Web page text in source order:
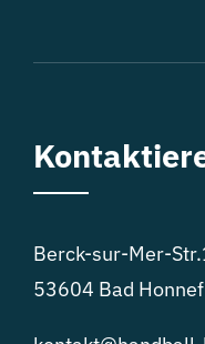
Berck-sur-Mer-
53604 Bad Honnef